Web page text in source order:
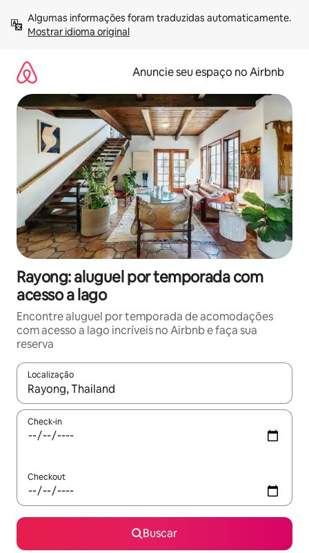
para
Mostrar idioma original
Anuncie seu espaço no Airbnb
Rayong: aluguel por temporada com
acesso a lago
Encontre aluguel por temporada de acomodações
com acesso a lago incríveis no Airbnb e faça sua
reserva
Localização
Quando os resultados estiverem disponíveis, explore-os
Check-in
Checkout
Buscar